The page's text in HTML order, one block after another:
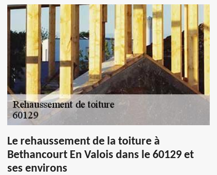
Le rehaussement de la toiture à
Bethancourt En Valois dans le 60129 et
ses environs